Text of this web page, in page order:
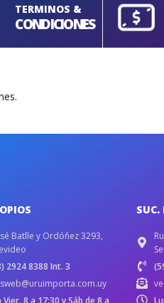
TERMINOS &
CONDICIONES
Batlle y Ordóñez 3293,
2924 8388 Int. 3
Vier. 8 a 17:30 y Sáb de 8 a